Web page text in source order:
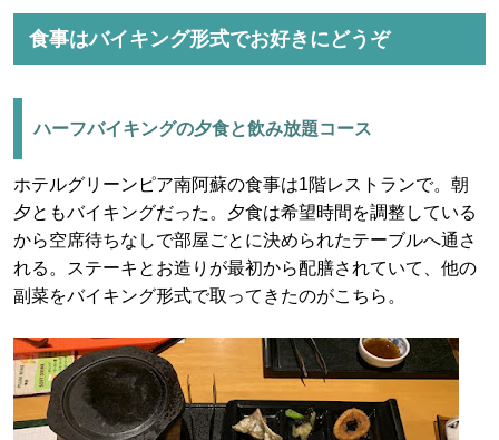
食事はバイキング形式でお好きにどうぞ
ハーフバイキングの夕食と飲み放題コース
ホテルグリーンピア南阿蘇の食事は1階レストランで。朝
夕ともバイキングだった。夕食は希望時間を調整している
から空席待ちなしで部屋ごとに決められたテーブルへ通さ
れる。ステーキとお造りが最初から配膳されていて、他の
副菜をバイキング形式で取ってきたのがこちら。